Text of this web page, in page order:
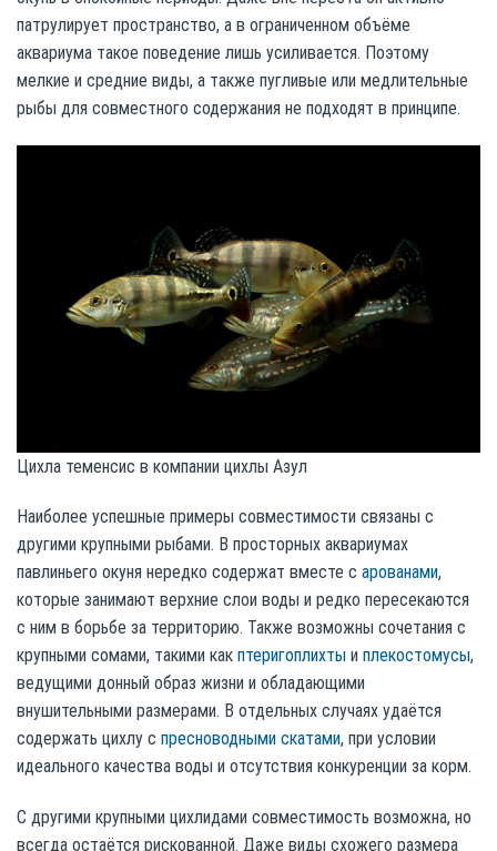
патрулирует пространство, а в ограниченном объёме
аквариума такое поведение лишь усиливается. Поэтому
мелкие и средние виды, а также пугливые или медлительные
рыбы для совместного содержания не подходят в принципе.
Цихла теменсис в компании цихлы Азул
Наиболее успешные примеры совместимости связаны с
другими крупными рыбами. В просторных аквариумах
павлиньего окуня нередко содержат вместе с арованами,
которые занимают верхние слои воды и редко пересекаются
с ним в борьбе за территорию. Также возможны сочетания с
крупными сомами, такими как птеригоплихты и плекостомусы,
ведущими донный образ жизни и обладающими
внушительными размерами. В отдельных случаях удаётся
содержать цихлу с пресноводными скатами, при условии
идеального качества воды и отсутствия конкуренции за корм.
С другими крупными цихлидами совместимость возможна, но
всегда остаётся рискованной. Даже виды схожего размера